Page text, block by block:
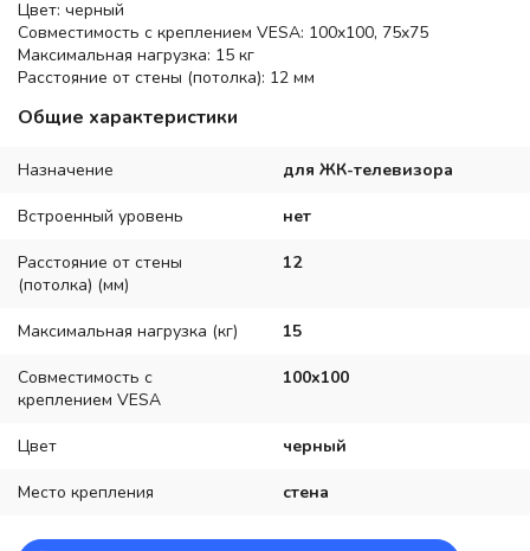
Цвет: черный
Совместимость с креплением VESA: 100x100, 75x75
Максимальная нагрузка: 15 кг
Расстояние от стены (потолка): 12 мм
Общие характеристики
Назначение для ЖК-телевизора
Встроенный уровень нет
Расстояние от стены
(потолка) (мм)
12
Максимальная нагрузка (кг) 15
Совместимость с
креплением VESA
100x100
Цвет черный
Место крепления стена